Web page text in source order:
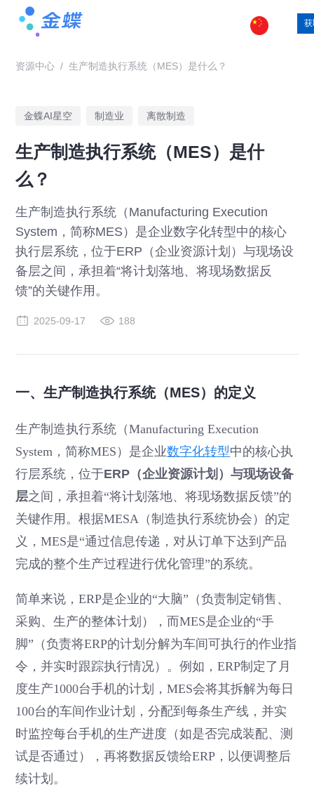
资源中心 / 生产制造执行系统（MES）是什么？
金蝶AI星空 制造业 离散制造
生产制造执行系统（MES）是什
么？
生产制造执行系统（Manufacturing Execution
System，简称MES）是企业数字化转型中的核心
执行层系统，位于ERP（企业资源计划）与现场设
备层之间，承担着“将计划落地、将现场数据反
馈”的关键作用。
2025-09-17 188
一、生产制造执行系统（MES）的定义
生产制造执行系统（Manufacturing Execution
System，简称MES）是企业数字化转型中的核心执
行层系统，位于ERP（企业资源计划）与现场设备
层之间，承担着“将计划落地、将现场数据反馈”的
关键作用。根据MESA（制造执行系统协会）的定
义，MES是“通过信息传递，对从订单下达到产品
完成的整个生产过程进行优化管理”的系统。
简单来说，ERP是企业的“大脑”（负责制定销售、
采购、生产的整体计划），而MES是企业的“手
脚”（负责将ERP的计划分解为车间可执行的作业指
令，并实时跟踪执行情况）。例如，ERP制定了月
度生产1000台手机的计划，MES会将其拆解为每日
100台的车间作业计划，分配到每条生产线，并实
时监控每台手机的生产进度（如是否完成装配、测
试是否通过），再将数据反馈给ERP，以便调整后
续计划。